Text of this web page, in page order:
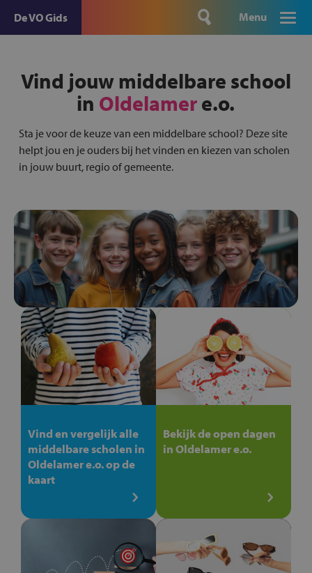
De VO Gids Menu
Vind jouw middelbare school
in Oldelamere.o.
Sta je voor de keuze van een middelbare school? Deze site
helpt jou en je ouders bij het vinden en kiezen van scholen
in jouw buurt, regio of gemeente.
Vind en vergelijk alle
middelbare scholen in
Oldelamer e.o. op de
kaart
Bekijk de open dagen
in Oldelamer e.o.